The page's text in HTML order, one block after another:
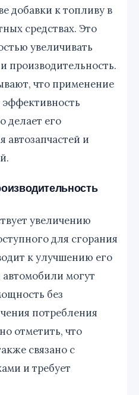
добавки к топливу в
средствах. Это
увеличивать
производительность.
что применение
делает его
автозапчастей и
увеличению
для сгорания
к улучшению его
автомобили могут
без
потребления
отметить, что
связано с
и требует